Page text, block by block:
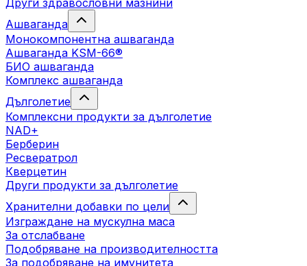
Други здравословни мазнини
Ашваганда
Монокомпонентна ашваганда
Ашваганда KSM-66®
БИО ашваганда
Комплекс ашваганда
Дълголетие
Комплексни продукти за дълголетие
NAD+
Берберин
Ресвератрол
Кверцетин
Други продукти за дълголетие
Хранителни добавки по цели
Изграждане на мускулна маса
За отслабване
Подобряване на производителността
За подобряване на имунитета